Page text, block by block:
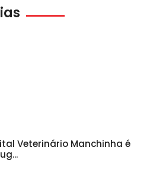
Veterinário Manchinha é